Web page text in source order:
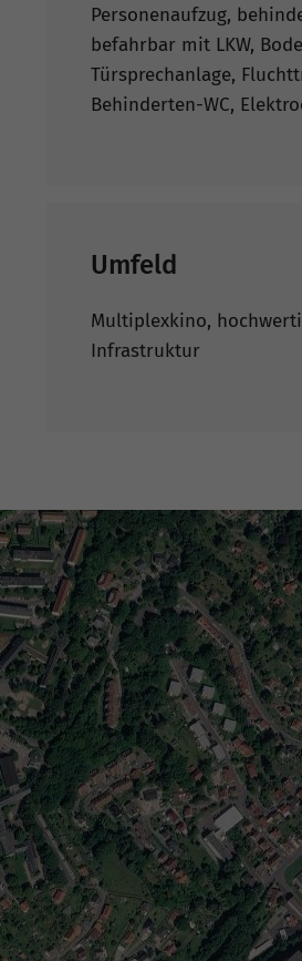
Personenaufzug,
befahrbar mit LKW,
Türsprechanlage,
Behinderten-WC,
Umfeld
Multiplexkino,
Infrastruktur